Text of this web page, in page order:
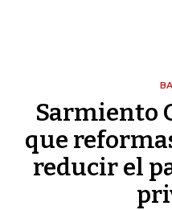
Sarmiento
que
reducir el